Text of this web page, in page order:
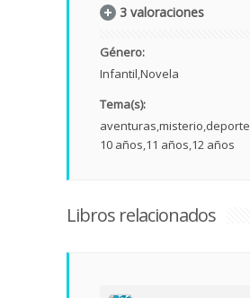
3 valoraciones
Género:
Infantil Novela
Tema(s):
aventuras misterio deporte
10 años 11 años 12 años
Libros relacionados